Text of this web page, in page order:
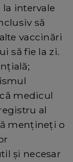
intervale
să
vaccinări
să fie la zi.
medicul
al
mențineți o
și necesar